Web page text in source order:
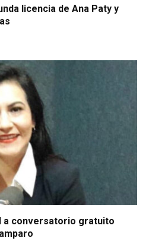
licencia de Ana Paty y
a conversatorio gratuito